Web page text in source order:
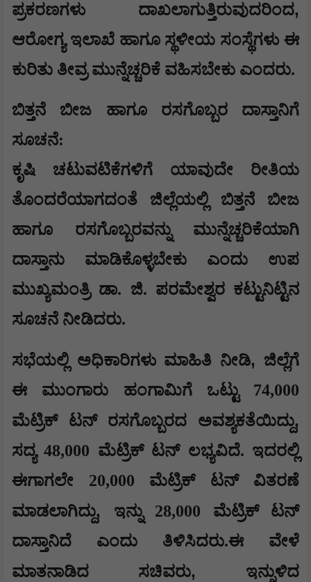
ಪ್ರಕರಣಗಳು ದಾಖಲಾಗುತ್ತಿರುವುದರಿಂದ,
ಆರೋಗ್ಯ ಇಲಾಖೆ ಹಾಗೂ ಸ್ಥಳೀಯ ಸಂಸ್ಥೆಗಳು ಈ
ಕುರಿತು ತೀವ್ರ ಮುನ್ನೆಚ್ಚರಿಕೆ ವಹಿಸಬೇಕು ಎಂದರು.
ಬಿತ್ತನೆ ಬೀಜ ಹಾಗೂ ರಸಗೊಬ್ಬರ ದಾಸ್ತಾನಿಗೆ
ಸೂಚನೆ:
ಕೃಷಿ ಚಟುವಟಿಕೆಗಳಿಗೆ ಯಾವುದೇ ರೀತಿಯ
ತೊಂದರೆಯಾಗದಂತೆ ಜಿಲ್ಲೆಯಲ್ಲಿ ಬಿತ್ತನೆ ಬೀಜ
ಹಾಗೂ ರಸಗೊಬ್ಬರವನ್ನು ಮುನ್ನೆಚ್ಚರಿಕೆಯಾಗಿ
ದಾಸ್ತಾನು ಮಾಡಿಕೊಳ್ಳಬೇಕು ಎಂದು ಉಪ
ಮುಖ್ಯಮಂತ್ರಿ ಡಾ. ಜಿ. ಪರಮೇಶ್ವರ ಕಟ್ಟುನಿಟ್ಟಿನ
ಸೂಚನೆ ನೀಡಿದರು.
ಸಭೆಯಲ್ಲಿ ಅಧಿಕಾರಿಗಳು ಮಾಹಿತಿ ನೀಡಿ, ಜಿಲ್ಲೆಗೆ
ಈ ಮುಂಗಾರು ಹಂಗಾಮಿಗೆ ಒಟ್ಟು 74,000
ಮೆಟ್ರಿಕ್ ಟನ್ ರಸಗೊಬ್ಬರದ ಅವಶ್ಯಕತೆಯಿದ್ದು,
ಸದ್ಯ 48,000 ಮೆಟ್ರಿಕ್ ಟನ್ ಲಭ್ಯವಿದೆ. ಇದರಲ್ಲಿ
ಈಗಾಗಲೇ 20,000 ಮೆಟ್ರಿಕ್ ಟನ್ ವಿತರಣೆ
ಮಾಡಲಾಗಿದ್ದು, ಇನ್ನು 28,000 ಮೆಟ್ರಿಕ್ ಟನ್
ದಾಸ್ತಾನಿದೆ ಎಂದು ತಿಳಿಸಿದರು.ಈ ವೇಳೆ
ಮಾತನಾಡಿದ ಸಚಿವರು, ಇನ್ನುಳಿದ